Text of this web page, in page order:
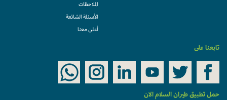
الملاحظات
الأسئلة الشائعة
أعلن معنا
تابعنا على
حمل تطبيق طيران السلام الان